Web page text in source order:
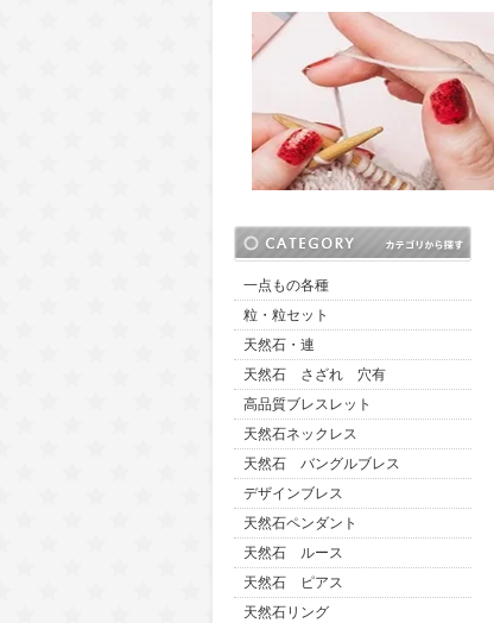
一点もの各種
粒・粒セット
天然石・連
天然石 さざれ 穴有
高品質ブレスレット
天然石ネックレス
天然石 バングルブレス
デザインブレス
天然石ペンダント
天然石 ルース
天然石 ピアス
天然石リング